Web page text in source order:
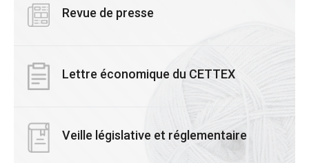
Revue de presse
Lettre économique du CETTEX
Veille législative et réglementaire